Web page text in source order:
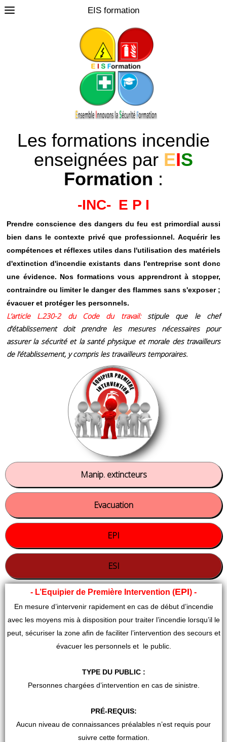
EIS formation
Les formations incendie
enseignées par EIS
Formation :
-INC- E P I
Prendre conscience des dangers du feu est primordial aussi
bien dans le contexte privé que professionnel. Acquérir les
compétences et réflexes utiles dans l'utilisation des matériels
d'extinction d'incendie existants dans l'entreprise sont donc
une évidence. Nos formations vous apprendront à stopper,
contraindre ou limiter le danger des flammes sans s'exposer ;
évacuer et protéger les personnels.
L’article L.230-2 du Code du travail: stipule que le chef
d’établissement doit prendre les mesures nécessaires pour
assurer la sécurité et la santé physique et morale des travailleurs
de l’établissement, y compris les travailleurs temporaires.
Manip. extincteurs
Evacuation
EPI
ESI
- L’Equipier de Première Intervention (EPI) -
En mesure d’intervenir rapidement en cas de début d’incendie
avec les moyens mis à disposition pour traiter l’incendie lorsqu’il le
peut, sécuriser la zone afin de faciliter l’intervention des secours et
évacuer les personnels et le public.
TYPE DU PUBLIC :
Personnes chargées d’intervention en cas de sinistre.
PRÉ-REQUIS:
Aucun niveau de connaissances préalables n’est requis pour
suivre cette formation.